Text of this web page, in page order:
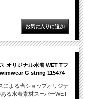
オリジナル水着 WET Tフ
G string 115474
による当ショップオリジナ
る水着素材スーパーWET